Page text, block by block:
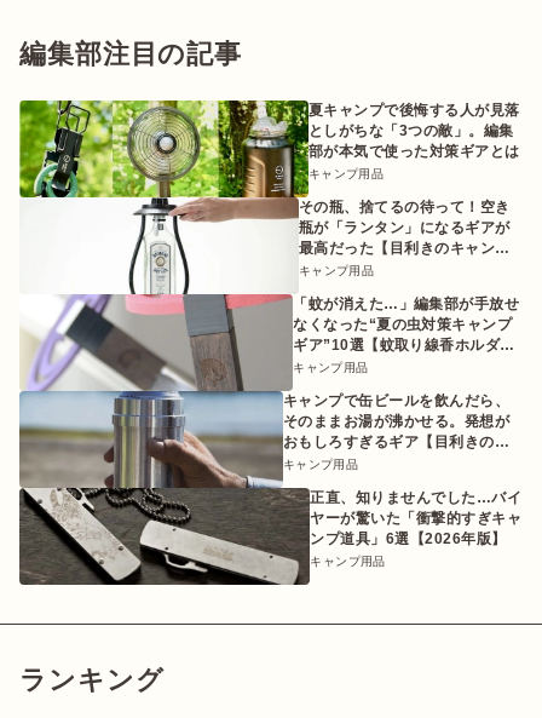
編集部注目の記事
夏キャンプで後悔する人が見落
としがちな「3つの敵」。編集
部が本気で使った対策ギアとは
キャンプ用品
その瓶、捨てるの待って！空き
瓶が「ランタン」になるギアが
最高だった【目利きのキャンプ
ギア】
キャンプ用品
「蚊が消えた…」編集部が手放せ
なくなった“夏の虫対策キャンプ
ギア”10選【蚊取り線香ホルダー
etc.】
キャンプ用品
キャンプで缶ビールを飲んだら、
そのままお湯が沸かせる。発想が
おもしろすぎるギア【目利きのキ
ャンプギア】
キャンプ用品
正直、知りませんでした…バイ
ヤーが驚いた「衝撃的すぎキャ
ンプ道具」6選【2026年版】
キャンプ用品
ランキング